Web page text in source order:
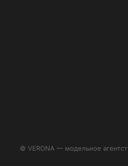
© VERONA — модельное